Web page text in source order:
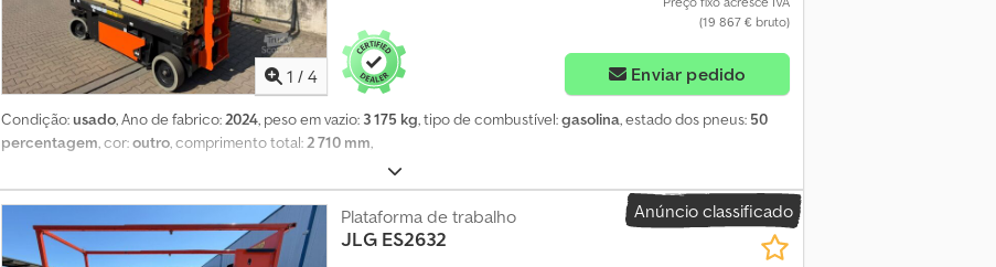
1 / 4
(19 867 € bruto)
Enviar pedido
Condição:usado, Ano de fabrico:2024, peso em vazio: 3 175 kg, tipo de combustível:gasolina, estado dos pneus: 50
percentagem, cor:outro, comprimento total:2 710 mm,
Anúncio classificado
Plataforma de trabalho
JLG ES2632
1
4
0
0
p
e